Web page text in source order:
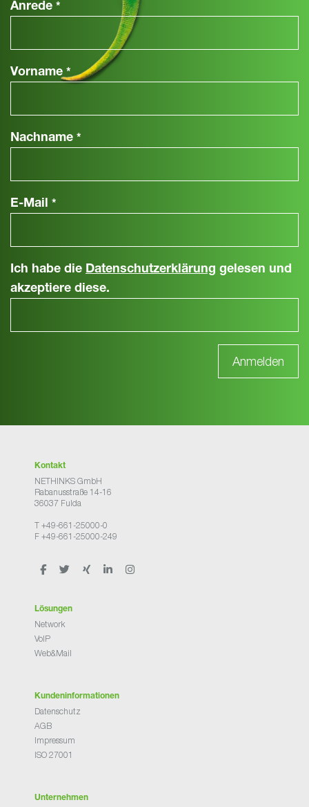
Anrede *
Vorname *
Nachname *
E-Mail *
Ich habe die Datenschutzerklärung gelesen und
akzeptiere diese.
Kontakt
NETHINKS GmbH
Rabanusstraße 14-16
36037 Fulda
T +49-661-25000-0
F +49-661-25000-249
Lösungen
Network
VoIP
Web&Mail
Kundeninformationen
Datenschutz
AGB
Impressum
ISO 27001
Unternehmen